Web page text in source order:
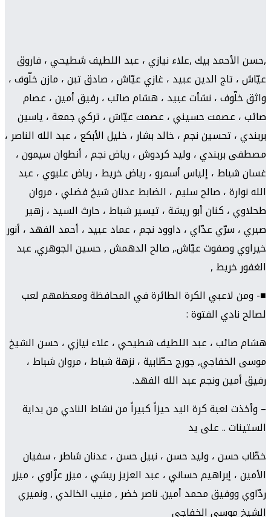
,حسن الأحمد بيك ,علاء نيازي ، عبد اللطيف شطيحي ، فاروق
عيّاش ، تاج الدين عبيد ، غازي عيّاش ، صادق تبن ، مازن خلّوف ،
واثق خلّوف ، نشأت عبيد ، هشام صائب ، رفيق أمين ، عصام
صائب ، عصمت حسيني ، عصمت عيّاش ، تركي جمعة ، ياسين
بربندي ، تحسين نجم ، خالد بشار ، خليل الأبكع ، عبد الله الناصر ،
مصطفى بربندي ، وليد كردوش ، رياض نجم ، أنطوان سيمون ،
غسان شباط ، إلياس أسمرو ، رياض خريط ، رياض عليوي ، عبد
الله نوارة ، صالح سليم ، الضابط عدنان شيخ فضلي ، مروان
طحلاوي ، كنان أبو ريشة ، تيسير شباط ، حارث السيد ، زهير
صبري ، سرّي عدّاي ، داوود نجم ، عماد عبيد ، أحمد الفهد ، أنور
خيراوي وصفوت عيّاش., صالح الدهمش , حسين الجوهري, عبد
الغفور خريط ,
■- ومن لاعبي الكرة الطائرة في المحافظة ومعظمهم لعب
لصالح نادي الفتوة :
هشام صائب ، عبد اللطيف شطيحي ، علاء نيازي ، حسن الشيخ
موسى الخفاجي, جورج حطّابية ، نزهة شباط ، مروان شباط ،
رفيق أمين ونجم عبد الله الفهد.
– وأخذت لعبة كرة اليد حيزاً كبيراً من نشاط النادي من بداية
الستينات .. على يد
خطّاب حسن ، وليد حسن ، نبيل حسن ، عدنان شاطر ، سفيان
الأمين ، إبراهيم حساني ، عبد العزيز ريشي ، ميزر عزّاوي ، ميزر
ردّاوي ووفيق محمد أمين. ناصر خضر , منيب الخالدي , ونميري
الشيخ موسى الخفاجي